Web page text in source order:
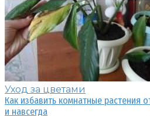
Уход за цветами
Как избавить комнатные растения
и навсегда